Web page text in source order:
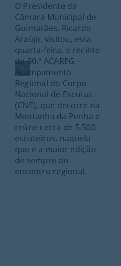
O Presidente da
Câmara Municipal de
Guimarães, Ricardo
Araújo, visitou, esta
quarta-feira, o recinto
do 90.º ACAREG –
Acampamento
Regional do Corpo
Nacional de Escutas
(CNE), que decorre na
Montanha da Penha e
reúne cerca de 5.500
escuteiros, naquela
que é a maior edição
de sempre do
encontro regional.